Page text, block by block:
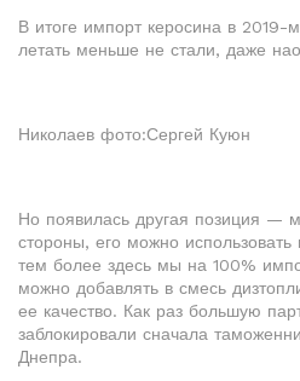
В итоге импорт керосина в 2019-
летать меньше не стали, даже
Николаев фото:Сергей Куюн
Но появилась другая позиция —
стороны, его можно
тем более здесь мы на 100%
можно добавлять в смесь
ее качество. Как раз большую
заблокировали сначала
Днепра.